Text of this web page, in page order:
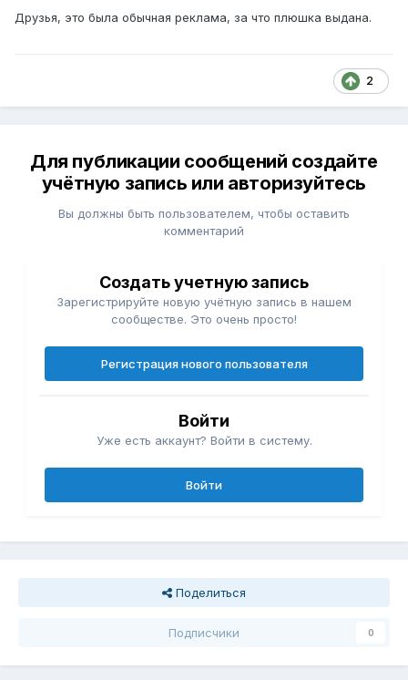
Друзья, это была обычная реклама, за что плюшка выдана.
2
Для публикации сообщений создайте
учётную запись или авторизуйтесь
Вы должны быть пользователем, чтобы оставить
комментарий
Создать учетную запись
Зарегистрируйте новую учётную запись в нашем
сообществе. Это очень просто!
Регистрация нового пользователя
Войти
Уже есть аккаунт? Войти в систему.
Войти
Поделиться
Подписчики 0